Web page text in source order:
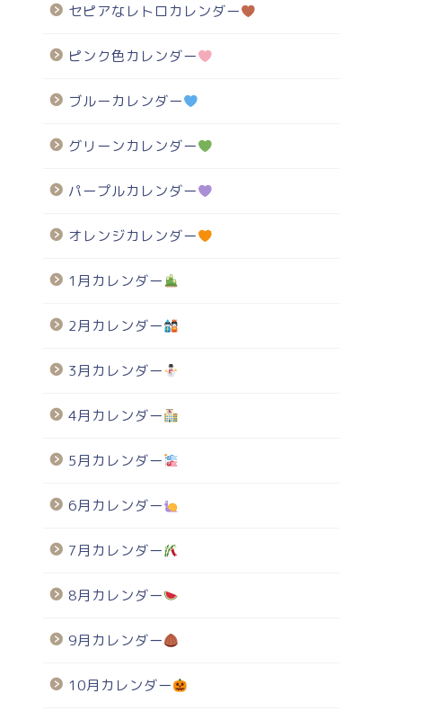
セピアなレトロカレンダー
ピンク色カレンダー
ブルーカレンダー
グリーンカレンダー
パープルカレンダー
オレンジカレンダー
1月カレンダー
2月カレンダー
3月カレンダー
4月カレンダー
5月カレンダー
6月カレンダー
7月カレンダー
8月カレンダー
9月カレンダー
10月カレンダー